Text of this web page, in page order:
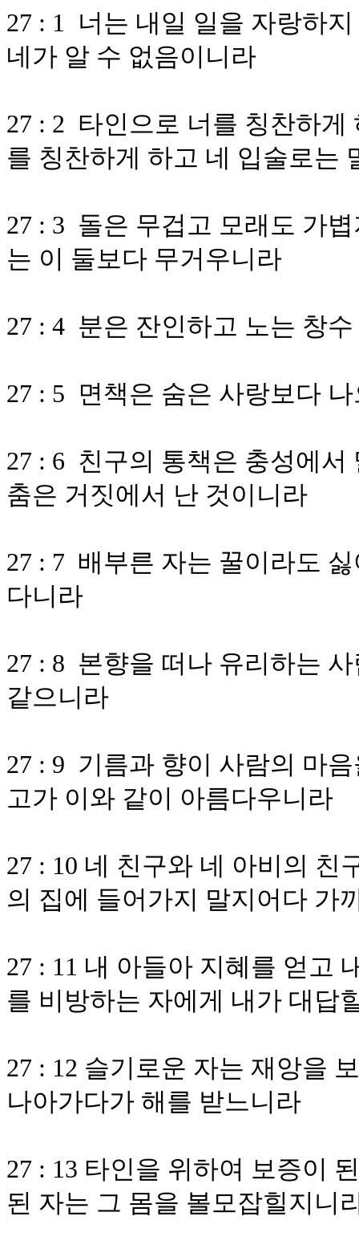
27 : 1 너는 내일 일을 자랑하
네가 알 수 없음이니라
27 : 2 타인으로 너를 칭찬하
를 칭찬하게 하고 네 입술로는
27 : 3 돌은 무겁고 모래도 가
는 이 둘보다 무거우니라
27 : 4 분은 잔인하고 노는 창
27 : 5 면책은 숨은 사랑보다
27 : 6 친구의 통책은 충성에
춤은 거짓에서 난 것이니라
27 : 7 배부른 자는 꿀이라도
다니라
27 : 8 본향을 떠나 유리하는
같으니라
27 : 9 기름과 향이 사람의 마
고가 이와 같이 아름다우니라
27 : 10 네 친구와 네 아비의 친
의 집에 들어가지 말지어다 가
27 : 11 내 아들아 지혜를 얻고
를 비방하는 자에게 내가 대답
27 : 12 슬기로운 자는 재앙을
나아가다가 해를 받느니라
27 : 13 타인을 위하여 보증이
된 자는 그 몸을 볼모잡힐지니